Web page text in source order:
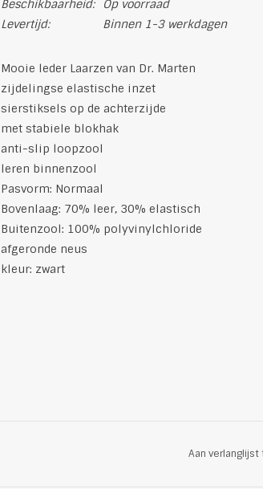
Beschikbaarheid:
Op voorraad
Levertijd:
Binnen 1-3 werkdagen
Mooie leder Laarzen van Dr. Marten
zijdelingse elastische inzet
sierstiksels op de achterzijde
met stabiele blokhak
anti-slip loopzool
leren binnenzool
Pasvorm: Normaal
Bovenlaag: 70% leer, 30% elastisch
Buitenzool: 100% polyvinylchloride
afgeronde neus
kleur: zwart
Aan